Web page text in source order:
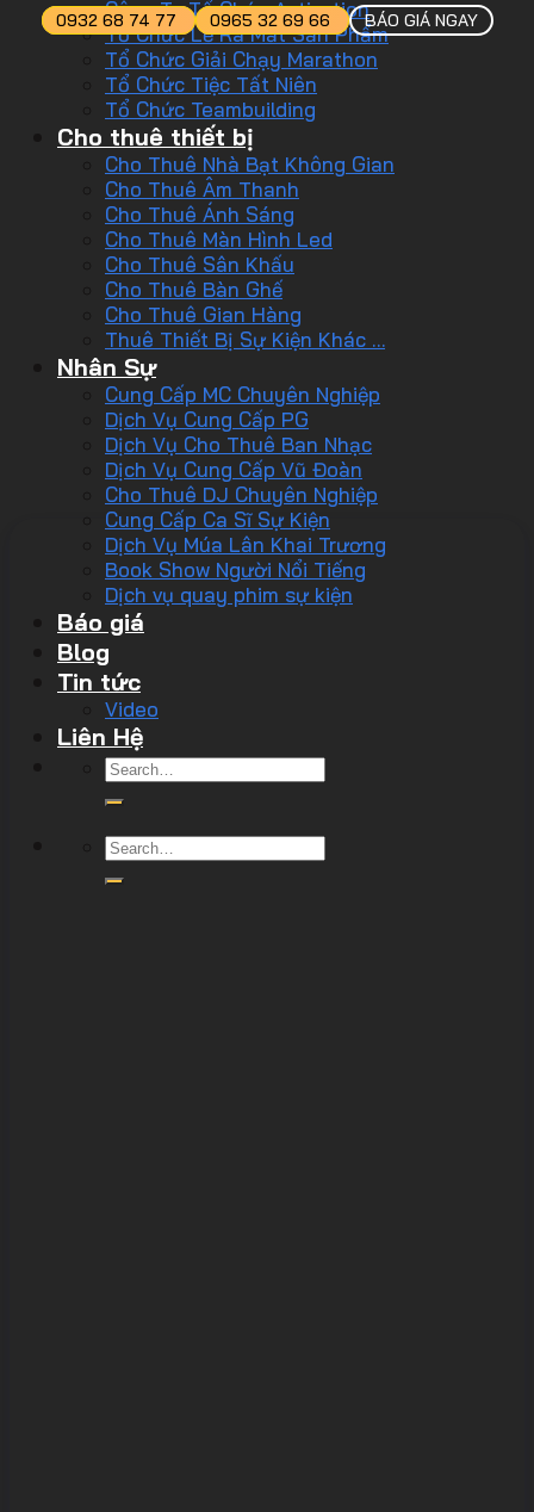
Công Ty Tổ Chức Activation
Tổ Chức Lễ Ra Mắt Sản Phẩm
Tổ Chức Giải Chạy Marathon
Tổ Chức Tiệc Tất Niên
Tổ Chức Teambuilding
Cho thuê thiết bị
Cho Thuê Nhà Bạt Không Gian
Cho Thuê Âm Thanh
Cho Thuê Ánh Sáng
Cho Thuê Màn Hình Led
Cho Thuê Sân Khấu
Cho Thuê Bàn Ghế
Cho Thuê Gian Hàng
Thuê Thiết Bị Sự Kiện Khác …
Nhân Sự
Cung Cấp MC Chuyên Nghiệp
Dịch Vụ Cung Cấp PG
Dịch Vụ Cho Thuê Ban Nhạc
Dịch Vụ Cung Cấp Vũ Đoàn
Cho Thuê DJ Chuyên Nghiệp
Cung Cấp Ca Sĩ Sự Kiện
Dịch Vụ Múa Lân Khai Trương
Book Show Người Nổi Tiếng
Dịch vụ quay phim sự kiện
Báo giá
Blog
Tin tức
Video
Liên Hệ
0932 68 74 77 0965 32 69 66 BÁO GIÁ NGAY